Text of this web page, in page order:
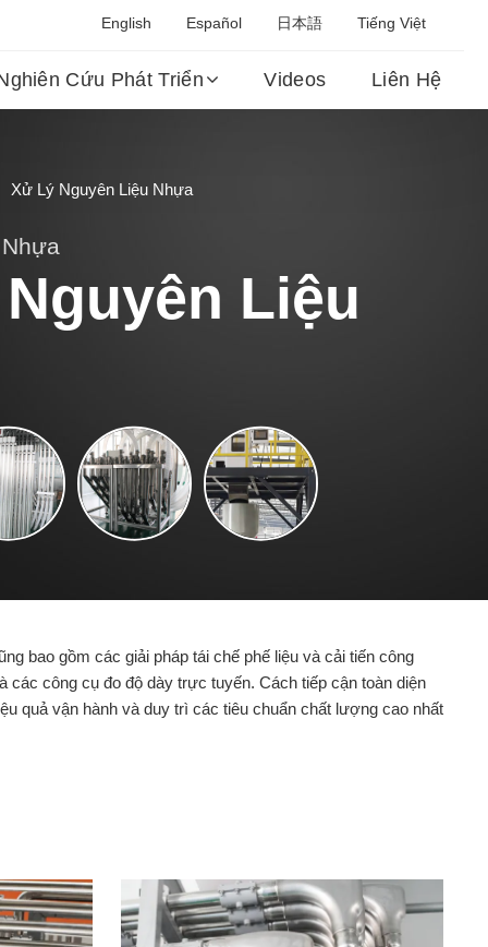
English Español 日本語 Tiếng Việt
Cứu Phát Triển Videos Liên Hệ
Xử Lý Nguyên Liệu Nhựa
Liệu
bao gồm các giải pháp tái chế phế liệu và cải tiến công
các công cụ đo độ dày trực tuyến. Cách tiếp cận toàn diện
quả vận hành và duy trì các tiêu chuẩn chất lượng cao nhất